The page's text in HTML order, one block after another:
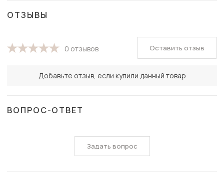
ОТЗЫВЫ
0 отзывов
Добавьте отзыв, если купили данный товар
Оставить отзыв
ВОПРОС-ОТВЕТ
Задать вопрос